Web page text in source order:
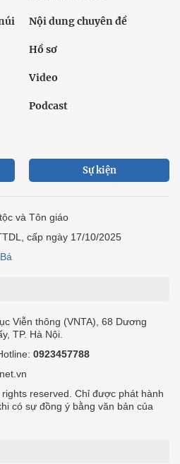
Nội dung chuyên đề
Hồ sơ
Video
Podcast
Sự kiện
và Tôn giáo
cấp ngày 17/10/2025
Viễn thông (VNTA), 68 Dương
TP. Hà Nội.
0923457788
reserved. Chỉ được phát hành
có sự đồng ý bằng văn bản của